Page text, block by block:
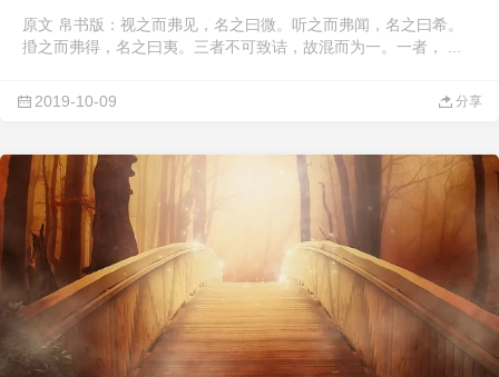
原文 帛书版：视之而弗见，名之曰微。听之而弗闻，名之曰希。
捪之而弗得，名之曰夷。三者不可致诘，故混而为一。一者， ...
2019-10-09 分享